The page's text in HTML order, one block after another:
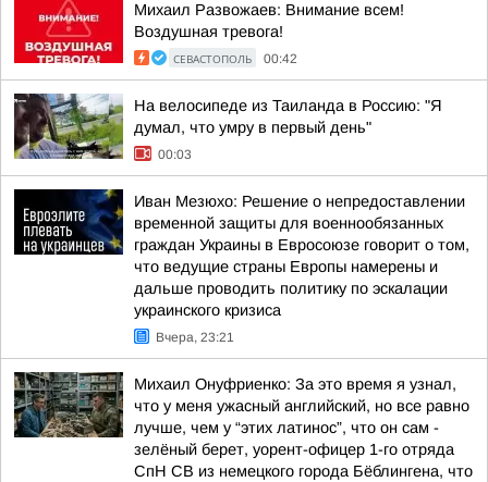
Михаил Развожаев: Внимание всем!
Воздушная тревога!
СЕВАСТОПОЛЬ 00:42
На велосипеде из Таиланда в Россию: "Я
думал, что умру в первый день"
00:03
Иван Мезюхо: Решение о непредоставлении
временной защиты для военнообязанных
граждан Украины в Евросоюзе говорит о том,
что ведущие страны Европы намерены и
дальше проводить политику по эскалации
украинского кризиса
Вчера, 23:21
Михаил Онуфриенко: За это время я узнал,
что у меня ужасный английский, но все равно
лучше, чем у “этих латинос”, что он сам -
зелёный берет, уорент-офицер 1-го отряда
СпН СВ из немецкого города Бёблингена, что